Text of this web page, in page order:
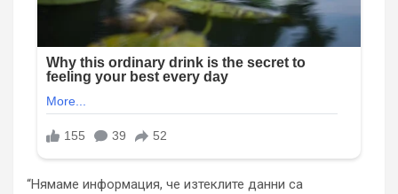
“Нямаме информация, че изтеклите данни са